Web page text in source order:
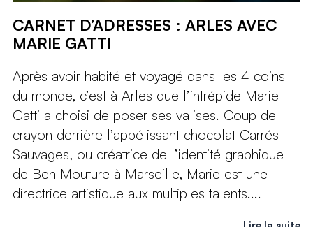
CARNET D’ADRESSES : ARLES AVEC
MARIE GATTI
Après avoir habité et voyagé dans les 4 coins
du monde, c’est à Arles que l’intrépide Marie
Gatti a choisi de poser ses valises. Coup de
crayon derrière l’appétissant chocolat Carrés
Sauvages, ou créatrice de l’identité graphique
de Ben Mouture à Marseille, Marie est une
directrice artistique aux multiples talents....